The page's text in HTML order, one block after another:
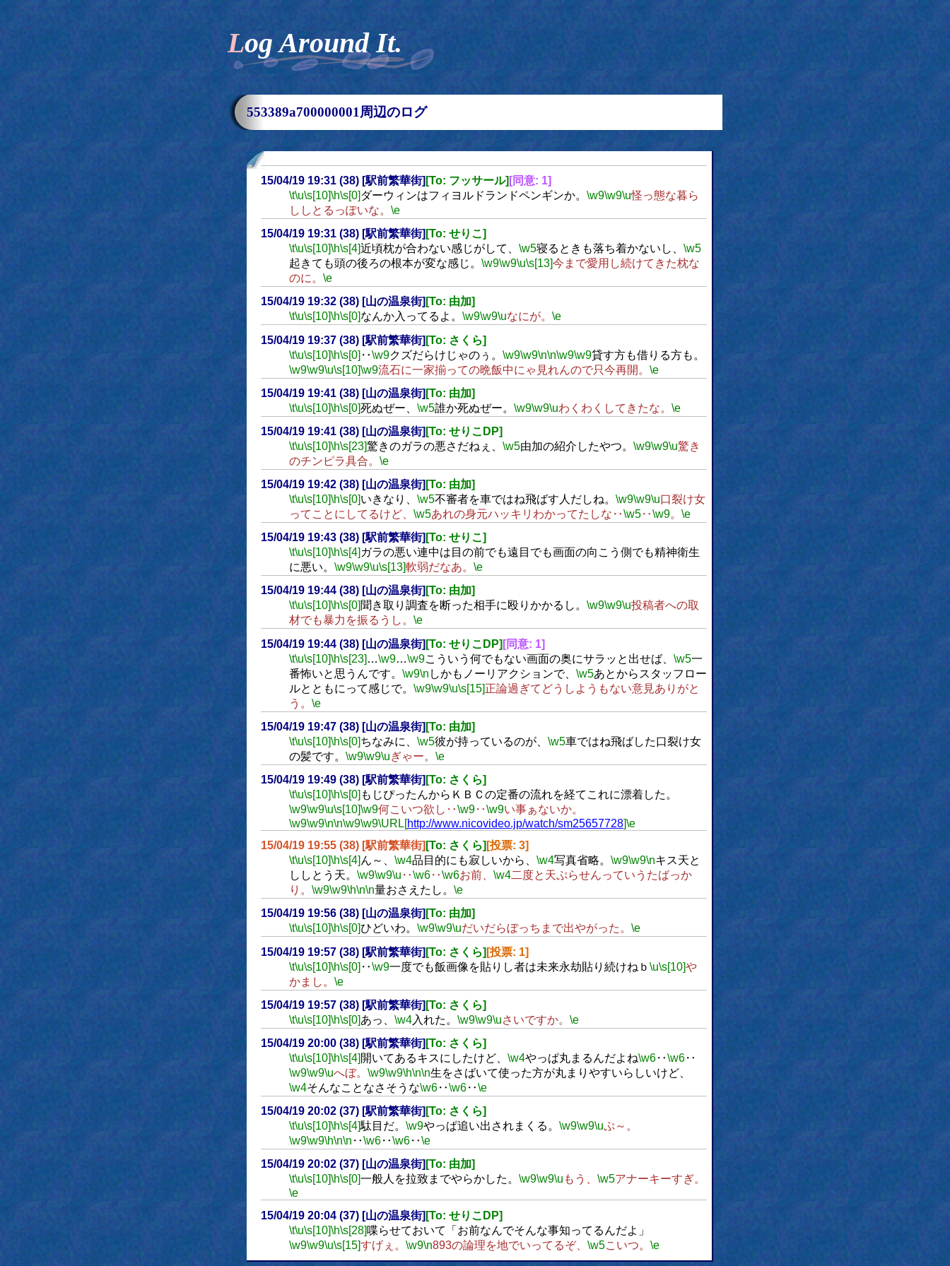
Log Around It.
553389a700000001周辺のログ
15/04/19 19:31 (38) [駅前繁華街] [To: フッサール] [同意: 1]
\t\u\s[10]\h\s[0] ダーウィンはフィヨルドランドペンギンか。 \w9\w9\u怪っ態な暮ら
ししとるっぽいな。 \e
15/04/19 19:31 (38) [駅前繁華街] [To: せりこ]
\t\u\s[10]\h\s[4]近頃枕が合わない感じがして、 \w5寝るときも落ち着かないし、 \w5
起きても頭の後ろの根本が変な感じ。 \w9\w9\u\s[13]今まで愛用し続けてきた枕な
のに。 \e
15/04/19 19:32 (38) [山の温泉街] [To: 由加]
\t\u\s[10]\h\s[0]なんか入ってるよ。 \w9\w9\uなにが。 \e
15/04/19 19:37 (38) [駅前繁華街] [To: さくら]
\t\u\s[10]\h\s[0] ‥\w9クズだらけじゃのぅ。 \w9\w9\n\n\w9\w9貸す方も借りる方も。
\w9\w9\u\s[10]\w9流石に一家揃っての晩飯中にゃ見れんので只今再開。 \e
15/04/19 19:41 (38) [山の温泉街] [To: 由加]
\t\u\s[10]\h\s[0]死ぬぜー、 \w5誰か死ぬぜー。 \w9\w9\uわくわくしてきたな。 \e
15/04/19 19:41 (38) [山の温泉街] [To: せりこDP]
\t\u\s[10]\h\s[23]驚きのガラの悪さだねぇ、 \w5由加の紹介したやつ。 \w9\w9\u驚き
のチンピラ具合。 \e
15/04/19 19:42 (38) [山の温泉街] [To: 由加]
\t\u\s[10]\h\s[0]いきなり、 \w5不審者を車ではね飛ばす人だしね。 \w9\w9\u口裂け女
ってことにしてるけど、 \w5あれの身元ハッキリわかってたしな‥\w5‥\w9。 \e
15/04/19 19:43 (38) [駅前繁華街] [To: せりこ]
\t\u\s[10]\h\s[4] ガラの悪い連中は目の前でも遠目でも画面の向こう側でも精神衛生
に悪い。 \w9\w9\u\s[13]軟弱だなあ。 \e
15/04/19 19:44 (38) [山の温泉街] [To: 由加]
\t\u\s[10] \h\s[0] 聞き取り調査を断った相手に殴りかかるし。 \w9\w9\u投稿者への取
材でも暴力を振るうし。 \e
15/04/19 19:44 (38) [山の温泉街] [To: せりこDP] [同意: 1]
\t\u\s[10]\h\s[23] …\w9…\w9こういう何でもない画面の奥にサラッと出せば、 \w5一
番怖いと思うんです。 \w9\n しかもノーリアクションで、 \w5あとからスタッフロー
ルとともにって感じで。 \w9\w9\u\s[15]正論過ぎてどうしようもない意見ありがと
う。 \e
15/04/19 19:47 (38) [山の温泉街] [To: 由加]
\t\u\s[10]\h\s[0]ちなみに、 \w5彼が持っているのが、 \w5車ではね飛ばした口裂け女
の髪です。 \w9\w9\uぎゃー。 \e
15/04/19 19:49 (38) [駅前繁華街] [To: さくら]
\t\u\s[10]\h\s[0] もじぴったんからＫＢＣの定番の流れを経てこれに漂着した。
\w9\w9\u\s[10]\w9何こいつ欲し‥\w9‥\w9い事ぁないか。
\w9\w9\n\n\w9\w9\URL[http://www.nicovideo.jp/watch/sm25657728]\e
15/04/19 19:55 (38) [駅前繁華街] [To: さくら] [投票: 3]
\t\u\s[10]\h\s[4] ん～、 \w4品目的にも寂しいから、 \w4写真省略。 \w9\w9\nキス天と
ししとう天。 \w9\w9\u ‥\w6‥\w6お前、 \w4二度と天ぷらせんっていうたばっか
り。 \w9\w9\h\n\n量おさえたし。 \e
15/04/19 19:56 (38) [山の温泉街] [To: 由加]
\t\u\s[10]\h\s[0]ひどいわ。 \w9\w9\uだいだらぼっちまで出やがった。 \e
15/04/19 19:57 (38) [駅前繁華街] [To: さくら] [投票: 1]
\t\u\s[10]\h\s[0] ‥\w9一度でも飯画像を貼りし者は未来永劫貼り続けねｂ \u\s[10]や
かまし。 \e
15/04/19 19:57 (38) [駅前繁華街] [To: さくら]
\t\u\s[10]\h\s[0]あっ、 \w4入れた。 \w9\w9\uさいですか。 \e
15/04/19 20:00 (38) [駅前繁華街] [To: さくら]
\t\u\s[10]\h\s[4] 開いてあるキスにしたけど、 \w4やっぱ丸まるんだよね\w6‥\w6‥
\w9\w9\uへぼ。 \w9\w9\h\n\n生をさばいて使った方が丸まりやすいらしいけど、
\w4そんなことなさそうな\w6‥\w6‥\e
15/04/19 20:02 (37) [駅前繁華街] [To: さくら]
\t\u\s[10]\h\s[4]駄目だ。 \w9やっぱ追い出されまくる。 \w9\w9\uぷ～。
\w9\w9\h\n\n ‥\w6‥\w6‥\e
15/04/19 20:02 (37) [山の温泉街] [To: 由加]
\t\u\s[10]\h\s[0]一般人を拉致までやらかした。 \w9\w9\u もう、 \w5アナーキーすぎ。
\e
15/04/19 20:04 (37) [山の温泉街] [To: せりこDP]
\t\u\s[10]\h\s[28]喋らせておいて「お前なんでそんな事知ってるんだよ」
\w9\w9\u\s[15]すげぇ。 \w9\n893の論理を地でいってるぞ、 \w5こいつ。 \e